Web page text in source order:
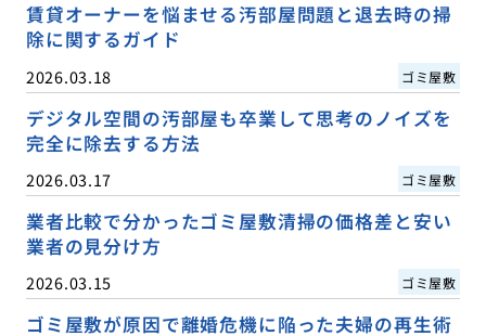
賃貸オーナーを悩ませる汚部屋問題と退去時の掃
除に関するガイド
2026.03.18 ゴミ屋敷
デジタル空間の汚部屋も卒業して思考のノイズを
完全に除去する方法
2026.03.17 ゴミ屋敷
業者比較で分かったゴミ屋敷清掃の価格差と安い
業者の見分け方
2026.03.15 ゴミ屋敷
ゴミ屋敷が原因で離婚危機に陥った夫婦の再生術